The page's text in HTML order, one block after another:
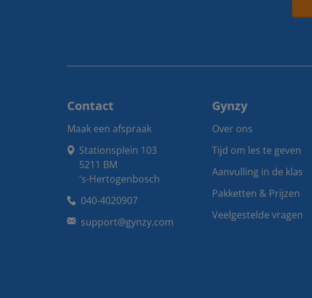
Contact
Maak een afspraak
Stationsplein 103
5211 BM
's-Hertogenbosch
040-4020907
support@gynzy.com
Gynzy
Over ons
Tijd om les te geven
Aanvulling in de klas
Pakketten & Prijzen
Veelgestelde vragen